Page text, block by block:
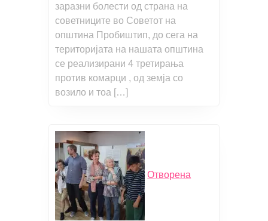
заразни болести од страна на
советниците во Советот на
општина Пробиштип, до сега на
територијата на нашата општина
се реализирани 4 третирања
против комарци , од земја со
возило и тоа […]
Отворена